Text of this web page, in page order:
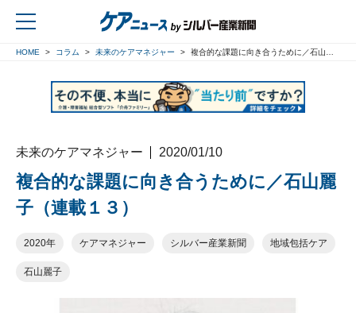
HOME コラム 未来のケアマネジャー 複合的な課題に向き合うために／石山麗子（連載１３）
未来のケアマネジャー 2020/01/10
複合的な課題に向き合うために／石山麗
子（連載１３）
2020年 ケアマネジャー シルバー産業新聞 地域包括ケア
石山麗子